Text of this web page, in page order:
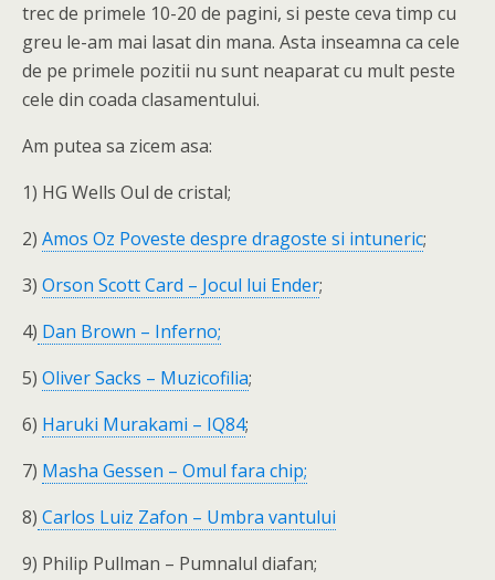
trec de primele 10-20 de pagini, si peste ceva timp cu
greu le-am mai lasat din mana. Asta inseamna ca cele
de pe primele pozitii nu sunt neaparat cu mult peste
cele din coada clasamentului.
Am putea sa zicem asa:
1) HG Wells Oul de cristal;
2) Amos Oz Poveste despre dragoste si intuneric;
3) Orson Scott Card – Jocul lui Ender;
4) Dan Brown – Inferno;
5) Oliver Sacks – Muzicofilia;
6) Haruki Murakami – IQ84;
7) Masha Gessen – Omul fara chip;
8) Carlos Luiz Zafon – Umbra vantului
9) Philip Pullman – Pumnalul diafan;